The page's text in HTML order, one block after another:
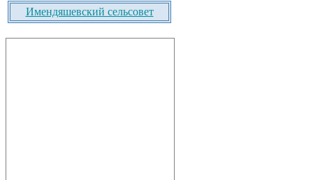
Имендяшевский сельсовет